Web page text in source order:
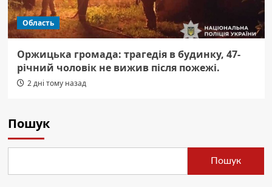
Область
Оржицька громада: трагедія в будинку, 47-
річний чоловік не вижив після пожежі.
2 дні тому назад
Пошук
Пошук